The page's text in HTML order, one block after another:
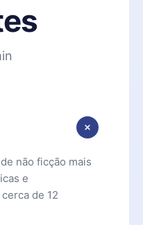
não ficção mais
e
de 12